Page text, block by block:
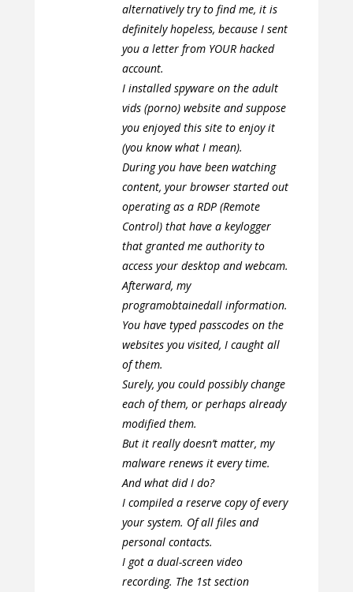
alternatively try to find me, it is
definitely hopeless, because I sent
you a letter from YOUR hacked
account.
I installed spyware on the adult
vids (porno) website and suppose
you enjoyed this site to enjoy it
(you know what I mean).
During you have been watching
content, your browser started out
operating as a RDP (Remote
Control) that have a keylogger
that granted me authority to
access your desktop and webcam.
Afterward, my
programobtainedall information.
You have typed passcodes on the
websites you visited, I caught all
of them.
Surely, you could possibly change
each of them, or perhaps already
modified them.
But it really doesn’t matter, my
malware renews it every time.
And what did I do?
I compiled a reserve copy of every
your system. Of all files and
personal contacts.
I got a dual-screen video
recording. The 1st section